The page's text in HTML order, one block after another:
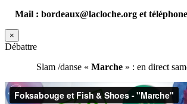
Mail : bordeaux@lacloche.org et
×
Débattre
Slam /danse « Marche » : en direct